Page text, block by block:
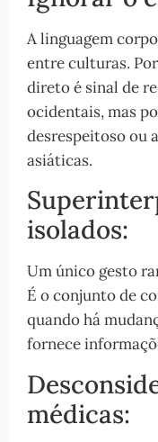
A linguagem
entre culturas.
direto é sinal de
ocidentais, mas
desrespeitoso ou
asiáticas.
isolados:
Um único gesto
É o conjunto de
quando há
fornece
médicas: